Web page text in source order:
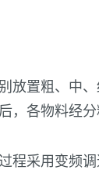
放置粗、中
，各物料经
程采用变频